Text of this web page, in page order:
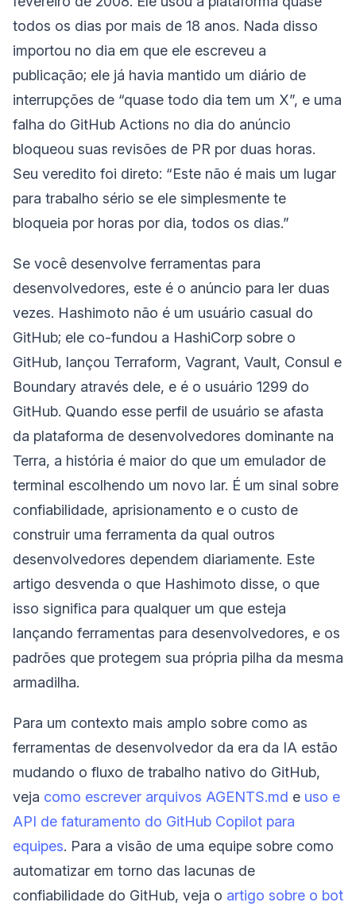
todos os dias por mais de 18 anos. Nada disso
importou no dia em que ele escreveu a
publicação; ele já havia mantido um diário de
interrupções de “quase todo dia tem um X”, e uma
falha do GitHub Actions no dia do anúncio
bloqueou suas revisões de PR por duas horas.
Seu veredito foi direto: “Este não é mais um lugar
para trabalho sério se ele simplesmente te
bloqueia por horas por dia, todos os dias.”
Se você desenvolve ferramentas para
desenvolvedores, este é o anúncio para ler duas
vezes. Hashimoto não é um usuário casual do
GitHub; ele co-fundou a HashiCorp sobre o
GitHub, lançou Terraform, Vagrant, Vault, Consul e
Boundary através dele, e é o usuário 1299 do
GitHub. Quando esse perfil de usuário se afasta
da plataforma de desenvolvedores dominante na
Terra, a história é maior do que um emulador de
terminal escolhendo um novo lar. É um sinal sobre
confiabilidade, aprisionamento e o custo de
construir uma ferramenta da qual outros
desenvolvedores dependem diariamente. Este
artigo desvenda o que Hashimoto disse, o que
isso significa para qualquer um que esteja
lançando ferramentas para desenvolvedores, e os
padrões que protegem sua própria pilha da mesma
armadilha.
Para um contexto mais amplo sobre como as
ferramentas de desenvolvedor da era da IA estão
mudando o fluxo de trabalho nativo do GitHub,
veja como escrever arquivos AGENTS.md e uso e
API de faturamento do GitHub Copilot para
equipes. Para a visão de uma equipe sobre como
automatizar em torno das lacunas de
confiabilidade do GitHub, veja o artigo sobre o bot